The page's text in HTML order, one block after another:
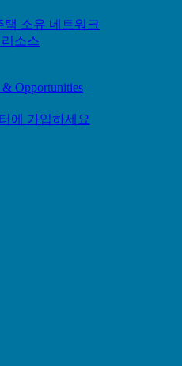
택 소유 네트워크
소스
& Opportunities
에 가입하세요